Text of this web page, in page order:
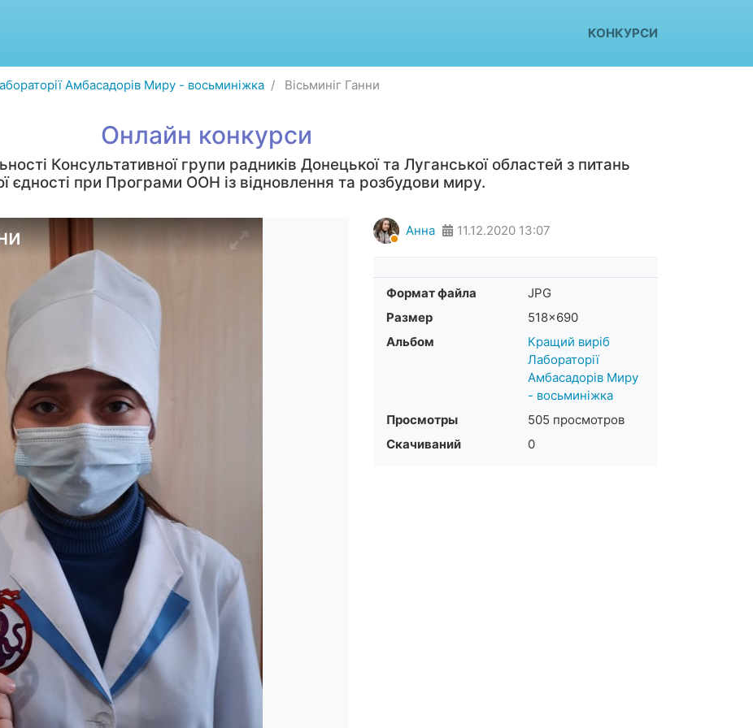
КОНКУРСИ
Амбасадорів Миру - восьминіжка Вісьминіг Ганни
Онлайн конкурси
Консультативної групи радників Донецької та Луганської областей з питань
єдності при Програми ООН із відновлення та розбудови миру.
Анна 11.12.2020 13:07
Формат файла
JPG
Размер
518×690
Альбом
Кращий виріб
Лабораторії
Амбасадорів Миру
- восьминіжка
Просмотры
505 просмотров
Скачиваний
0